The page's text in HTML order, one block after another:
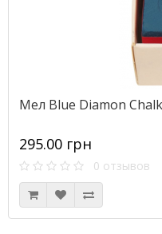
Мел Blue Diamon
295.00 грн
0 отзывов